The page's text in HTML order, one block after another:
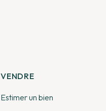
VENDRE
Estimer un bien